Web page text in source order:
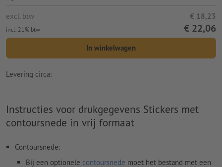
excl. btw € 18,23
incl. 21% btw € 22,06
In winkelwagen
Levering circa:
Instructies voor drukgegevens Stickers met
contoursnede in vrij formaat
Contoursnede:
Bij een optionele contoursnede moet het bestand met een